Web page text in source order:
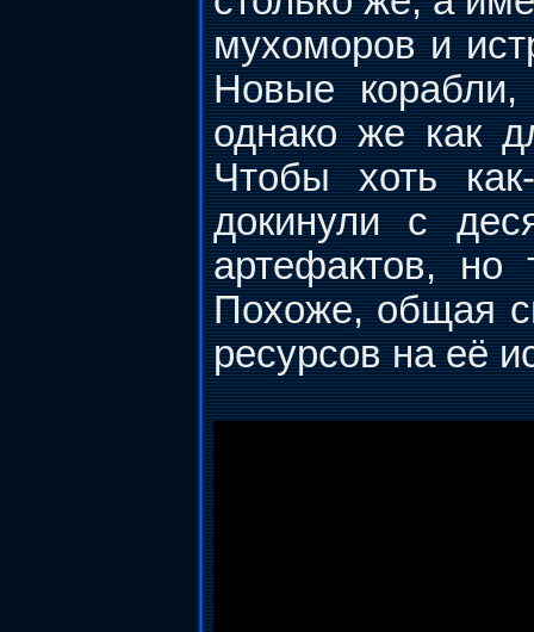
мухоморов и
Новые корабли,
однако же как
Чтобы хоть
докинули с
артефактов, но
Похоже, общая
ресурсов на её